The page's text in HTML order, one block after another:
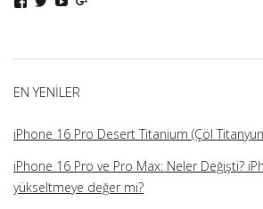
profiliniprofiliniprofiliniprofilini
EN YENILER
iPhone 16 Pro Desert Titanium (Çöl
iPhone 16 Pro ve Pro Max: Neler Değişti?
yükseltmeye değer mi?